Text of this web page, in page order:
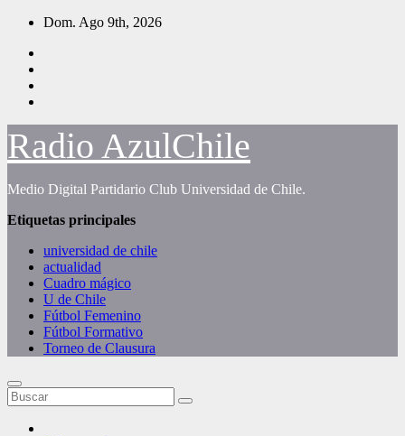
Saltar
contenido
Dom. Ago 9th, 2026
Radio AzulChile
Medio Digital Partidario Club Universidad de Chile.
Etiquetas principales
universidad de chile
actualidad
Cuadro mágico
U de Chile
Fútbol Femenino
Fútbol Formativo
Torneo de Clausura